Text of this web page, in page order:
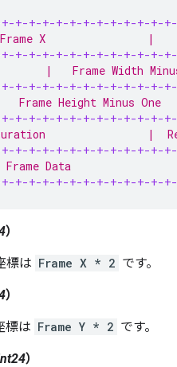
+-+-+-+-+-+-+-+-+-+-+-
Frame X
+-+-+-+-+-+-+-+-+-+-+-
|   Frame Width
+-+-+-+-+-+-+-+-+-+-+-
Frame Height Minus One
+-+-+-+-+-+-+-+-+-+-+-
|
+-+-+-+-+-+-+-+-+-+-+-
Data
+-+-+-+-+-+-+-+-+-+-+-
）
標は Frame X * 2 です。
）
標は Frame Y * 2 です。
）